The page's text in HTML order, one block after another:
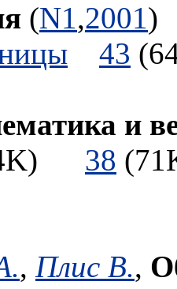
(N1,2001)
43
и
38
, Плис В.,